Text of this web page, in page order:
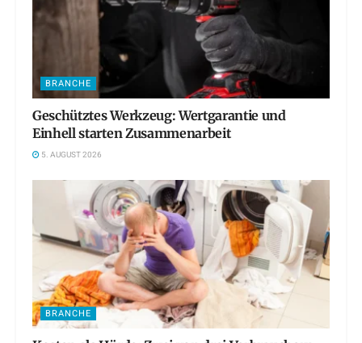
BRANCHE
Geschütztes Werkzeug: Wertgarantie und
Einhell starten Zusammenarbeit
5. AUGUST 2026
BRANCHE